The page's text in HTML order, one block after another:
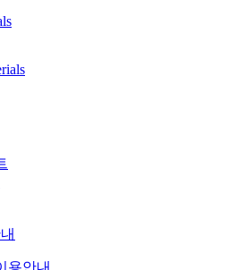
용안내